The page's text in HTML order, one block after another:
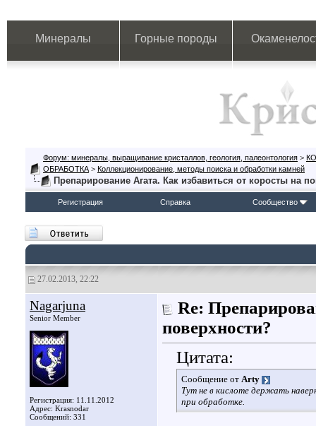
Минералы Горные породы
Форум: минералы, выращивание кристаллов, геология, палеонтология >
ОБРАБОТКА > Коллекционирование, методы поиска и обработки камней
Препарирование Агата. Как избавиться от коросты на
Регистрация Справка Сообщество
27.02.2013, 22:22
Nagarjuna
Senior Member
Регистрация: 11.11.2012
Адрес: Krasnodar
Сообщений: 331
Re:
поверхности?
Цитата:
Сообщение от Arty
Тут не в кислоте держать
при обработке.